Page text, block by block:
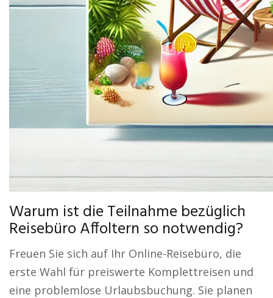
Warum ist die Teilnahme bezüglich
Reisebüro Affoltern so notwendig?
Freuen Sie sich auf Ihr Online-Reisebüro, die
erste Wahl für preiswerte Komplettreisen und
eine problemlose Urlaubsbuchung. Sie planen